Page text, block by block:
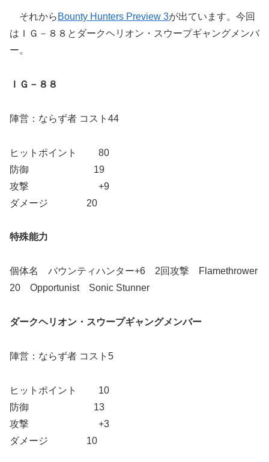
それから Bounty Hunters Preview 3が出ています。今回
はＩＧ－８８とダークヘリオン・スウープギャングメンバ
ー。
ＩＧ－８８
陣営：ならず者 コスト44
ヒットポイント 80
防御 19
攻撃 +9
ダメージ 20
特殊能力
個体名 バウンティハンター+6 2回攻撃 Flamethrower
20 Opportunist Sonic Stunner
ダークヘリオン・スウープギャングメンバー
陣営：ならず者 コスト5
ヒットポイント 10
防御 13
攻撃 +3
ダメージ 10